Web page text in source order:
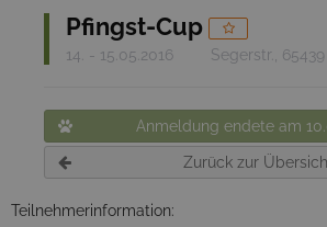
Pfingst-Cup
14. - 15.05.2016 Segerstr.,
Anmeldung endete am
Zurück zur
Teilnehmerinformation: